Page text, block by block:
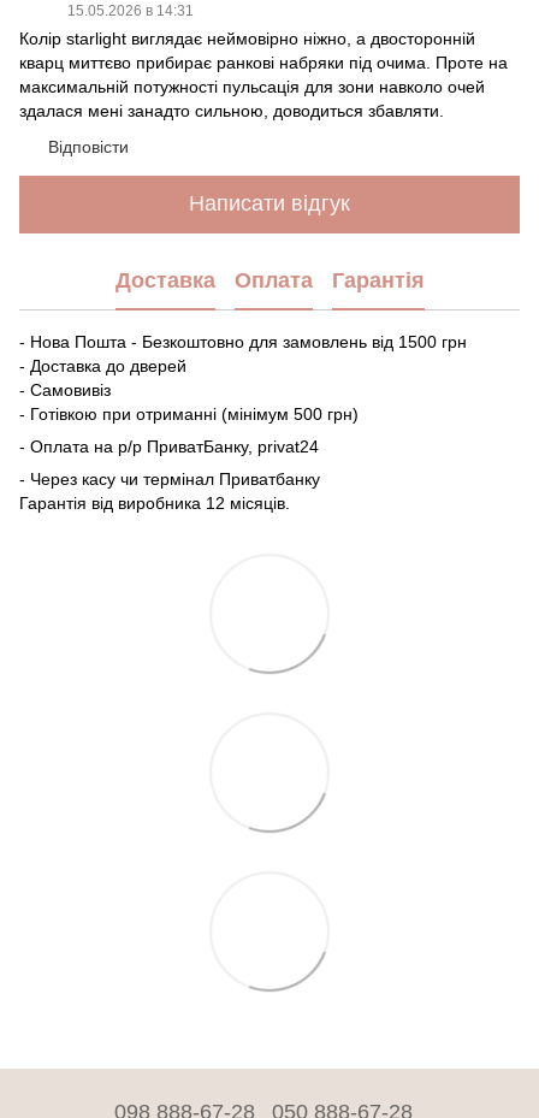
15.05.2026 в 14:31
Колір starlight виглядає неймовірно ніжно, а двосторонній
кварц миттєво прибирає ранкові набряки під очима. Проте на
максимальній потужності пульсація для зони навколо очей
здалася мені занадто сильною, доводиться збавляти.
Відповісти
Написати відгук
Доставка Оплата Гарантія
- Нова Пошта - Безкоштовно для замовлень від 1500 грн
- Доставка до дверей
- Самовивіз
- Готівкою при отриманні (мінімум 500 грн)
- Оплата на р/р ПриватБанку, privat24
- Через касу чи термінал Приватбанку
Гарантія від виробника 12 місяців.
098 888-67-28 050 888-67-28